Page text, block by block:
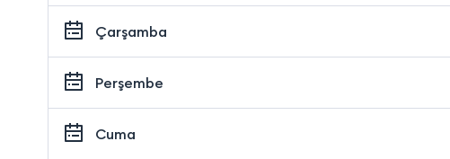
Çarşamba
Perşembe
Cuma